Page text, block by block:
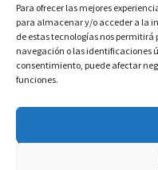
Para ofrecer las mejores
para almacenar y/o acceder a la
de estas tecnologías nos
navegación o las identificaciones
consentimiento, puede afectar
funciones.
simplificades,
relacionada.
LEER MÁS